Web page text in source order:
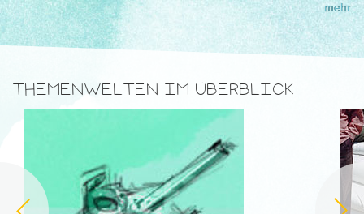
mehr
THEMENWELTEN IM ÜBERBLICK